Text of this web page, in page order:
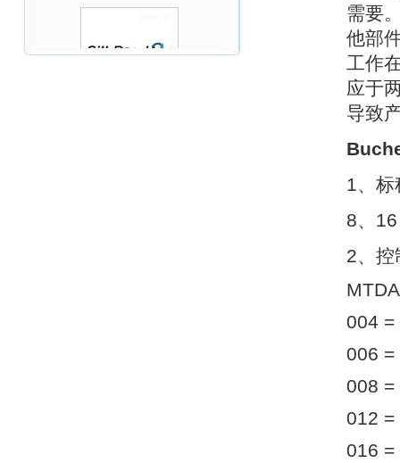
需要
他部
工作
应于
导致
1、
8、 16
2、
004 =
006 =
008 =
012 =
016 =